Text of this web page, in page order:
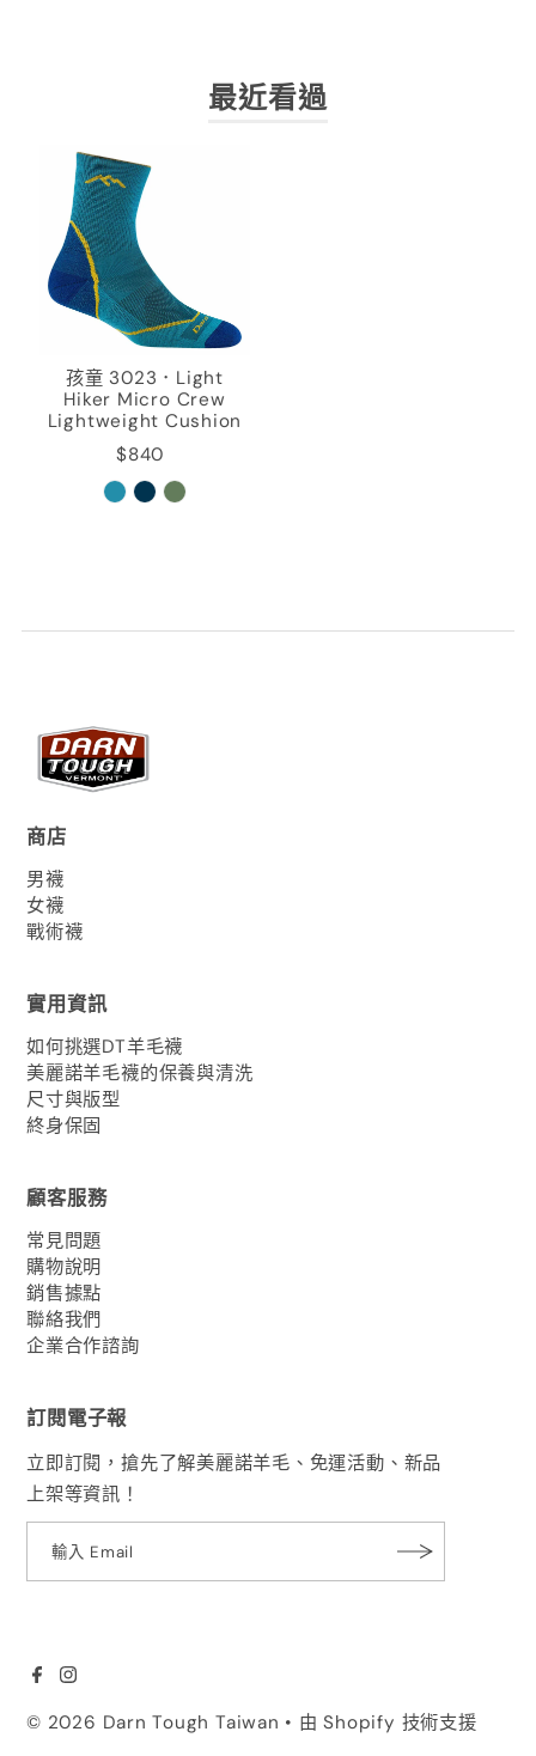
最近看過
孩童 3023．Light
Hiker Micro Crew
Lightweight Cushion
$840
商店
男襪
女襪
戰術襪
實用資訊
如何挑選DT羊毛襪
美麗諾羊毛襪的保養與清洗
尺寸與版型
終身保固
顧客服務
常見問題
購物說明
銷售據點
聯絡我們
企業合作諮詢
訂閱電子報
立即訂閱，搶先了解美麗諾羊毛、免運活動、新品
上架等資訊！
© 2026 Darn Tough Taiwan • 由 Shopify 技術支援